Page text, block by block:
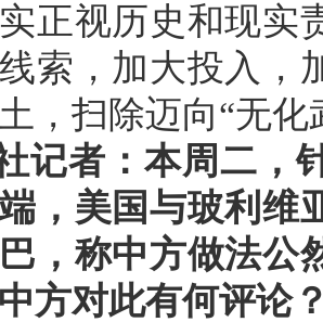
正视历史和现实
索，加大投入，
，扫除迈向“无
记者：本周二，
，美国与玻利维
，称中方做法公
方对此有何评论